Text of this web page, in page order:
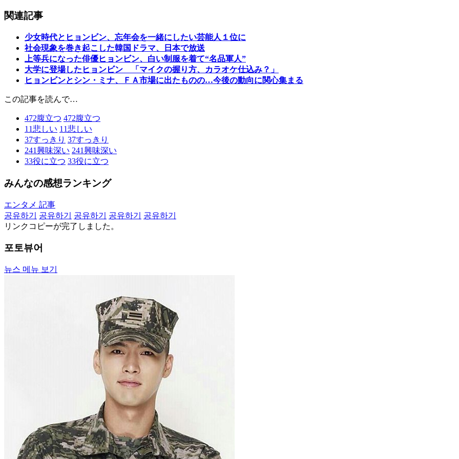
関連記事
少女時代とヒョンビン、忘年会を一緒にしたい芸能人１位に
社会現象を巻き起こした韓国ドラマ、日本で放送
上等兵になった俳優ヒョンビン、白い制服を着て“名品軍人”
大学に登場したヒョンビン 「マイクの握り方、カラオケ仕込み？」
ヒョンビンとシン・ミナ、ＦＡ市場に出たものの…今後の動向に関心集まる
この記事を読んで…
472腹立つ 472腹立つ
11悲しい 11悲しい
37すっきり 37すっきり
241興味深い 241興味深い
33役に立つ 33役に立つ
みんなの感想ランキング
エンタメ 記事
공유하기
공유하기 공유하기 공유하기
공유하기
リンクコピーが完了しました。
포토뷰어
뉴스 메뉴 보기